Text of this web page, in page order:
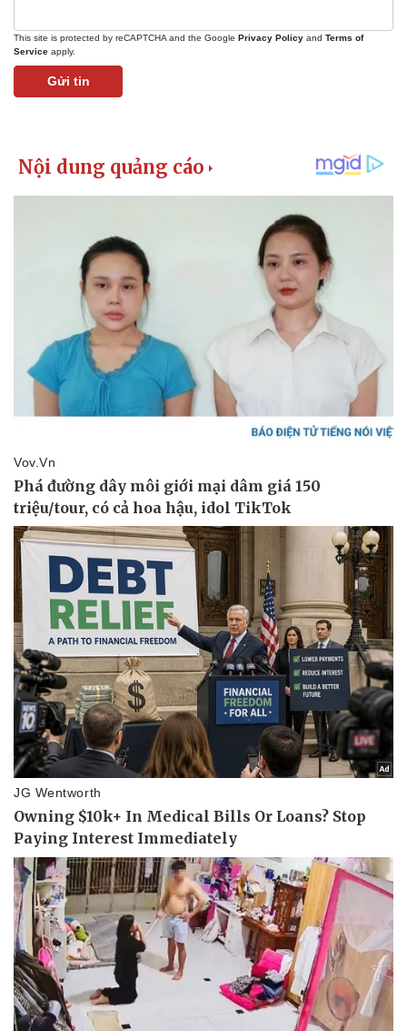
Thể thao
Bóng đá
Lịch thi đấu bóng đá
Thế giới thể thao
eSports
Hậu trường
Ô tô - Xe máy
Ô tô
Xe máy
Tư vấn
This site is protected by reCAPTCHA and the Google Privacy Policy and Terms of
Service apply.
Gửi tin